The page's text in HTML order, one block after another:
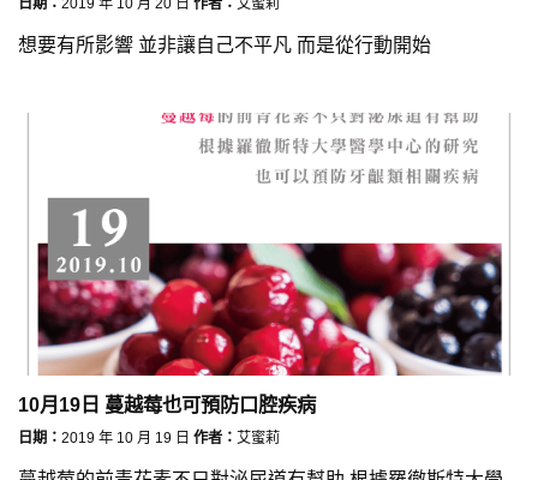
日期： 2019 年 10 月 20 日 作者： 艾蜜莉
想要有所影響 並非讓自己不平凡 而是從行動開始
10月19日 蔓越莓也可預防口腔疾病
日期： 2019 年 10 月 19 日 作者： 艾蜜莉